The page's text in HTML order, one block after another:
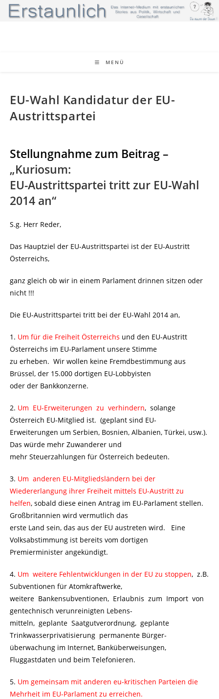
Zum
Inhalt
MENÜ
EU-Wahl Kandidatur der EU-
Austrittspartei
Stellungnahme zum Beitrag –
„Kuriosum:
EU-Austrittspartei tritt zur EU-Wahl
2014 an“
S.g. Herr Reder,
Das Hauptziel der EU-Austrittspartei ist der EU-Austritt
Österreichs,
ganz gleich ob wir in einem Parlament drinnen sitzen oder
nicht !!!
Die EU-Austrittspartei tritt bei der EU-Wahl 2014 an,
1. Um für die Freiheit Österreichs und den EU-Austritt
Österreichs im EU-Parlament unsere Stimme
zu erheben. Wir wollen keine Fremdbestimmung aus
Brüssel, der 15.000 dortigen EU-Lobbyisten
oder der Bankkonzerne.
2. Um EU-Erweiterungen zu verhindern, solange
Österreich EU-Mitglied ist. (geplant sind EU-
Erweiterungen um Serbien, Bosnien, Albanien, Türkei, usw.).
Das würde mehr Zuwanderer und
mehr Steuerzahlungen für Österreich bedeuten.
3. Um anderen EU-Mitgliedsländern bei der
Wiedererlangung ihrer Freiheit mittels EU-Austritt zu
helfen, sobald diese einen Antrag im EU-Parlament stellen.
Großbritannien wird vermutlich das
erste Land sein, das aus der EU austreten wird. Eine
Volksabstimmung ist bereits vom dortigen
Premierminister angekündigt.
4. Um weitere Fehlentwicklungen in der EU zu stoppen, z.B.
Subventionen für Atomkraftwerke,
weitere Bankensubventionen, Erlaubnis zum Import von
gentechnisch verunreinigten Lebens-
mitteln, geplante Saatgutverordnung, geplante
Trinkwasserprivatisierung permanente Bürger-
überwachung im Internet, Banküberweisungen,
Fluggastdaten und beim Telefonieren.
5. Um gemeinsam mit anderen eu-kritischen Parteien die
Mehrheit im EU-Parlament zu erreichen.